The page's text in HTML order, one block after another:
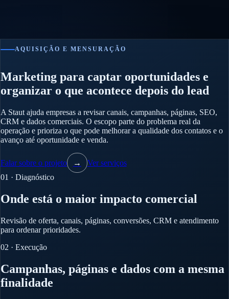
AQUISIÇÃO E MENSURAÇÃO
Marketing para captar oportunidades e
organizar o que acontece depois do lead
A Staut ajuda empresas a revisar canais, campanhas, páginas, SEO,
CRM e dados comerciais. O escopo parte do problema real da
operação e prioriza o que pode melhorar a qualidade dos contatos e o
avanço até oportunidade e venda.
Falar sobre o projeto →
Ver serviços
01 · Diagnóstico
Onde está o maior impacto comercial
Revisão de oferta, canais, páginas, conversões, CRM e atendimento
para ordenar prioridades.
02 · Execução
Campanhas, páginas e dados com a mesma
finalidade